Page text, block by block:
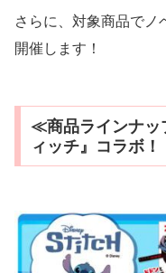
さらに、対象商品でノ
開催します！
≪商品ラインナッ
ィッチ』コラボ